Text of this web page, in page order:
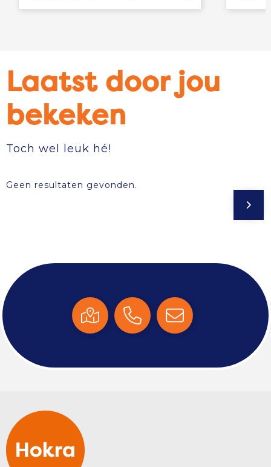
Laatst door jou
bekeken
Toch wel leuk hé!
Geen resultaten gevonden.